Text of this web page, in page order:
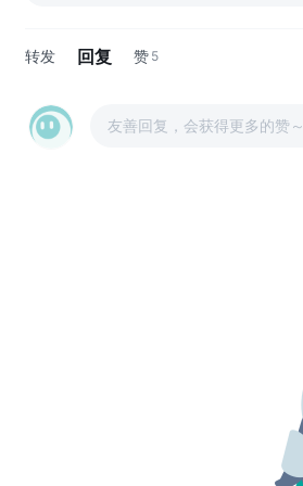
转发 回复 赞 5
友善回复，会获得更多的赞～